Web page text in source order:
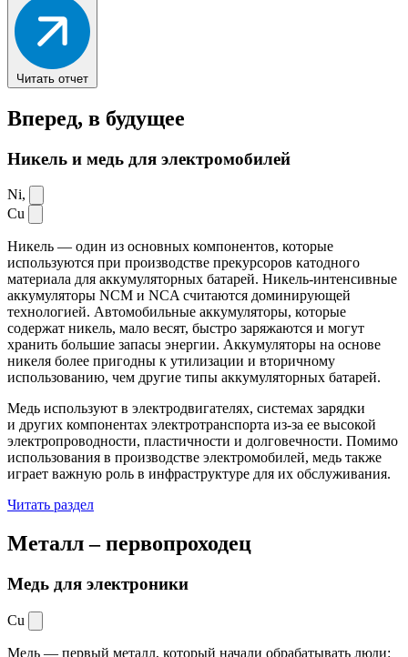
Читать отчет
Вперед, в будущее
Никель и медь для электромобилей
Ni,
Cu
Никель — один из основных компонентов, которые
используются при производстве прекурсоров катодного
материала для аккумуляторных батарей. Никель-интенсивные
аккумуляторы NCM и NCA считаются доминирующей
технологией. Автомобильные аккумуляторы, которые
содержат никель, мало весят, быстро заряжаются и могут
хранить большие запасы энергии. Аккумуляторы на основе
никеля более пригодны к утилизации и вторичному
использованию, чем другие типы аккумуляторных батарей.
Медь используют в электродвигателях, системах зарядки
и других компонентах электротранспорта из-за ее высокой
электропроводности, пластичности и долговечности. Помимо
использования в производстве электромобилей, медь также
играет важную роль в инфраструктуре для их обслуживания.
Читать раздел
Металл –первопроходец
Медь для электроники
Cu
Медь — первый металл, который начали обрабатывать люди: